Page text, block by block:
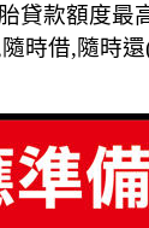
款額度
時借,隨時